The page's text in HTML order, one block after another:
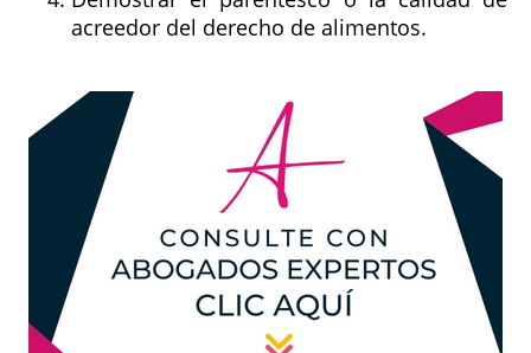
acreedor del derecho de alimentos.